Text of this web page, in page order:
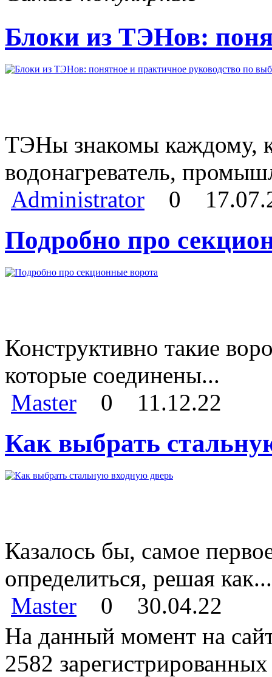
Блоки из ТЭНов:
ТЭНы знакомы каждому,
водонагреватель,
Administrator
0
Подробно про
Конструктивно такие
которые соединены...
Master
0 11.12.22
Как выбрать
Казалось бы, самое
определиться, решая как...
Master
0
30.04.22
На данный момент на
2582 зарегистрированных